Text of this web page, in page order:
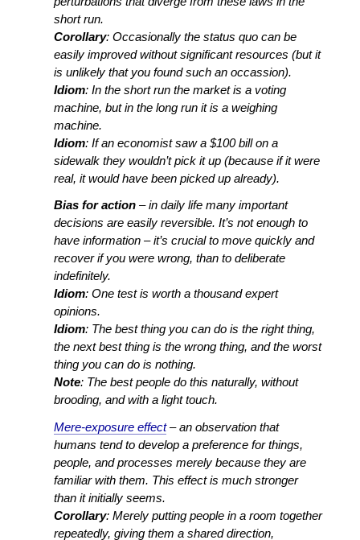
short run.
Corollary: Occasionally the status quo can be
easily improved without significant resources (but it
is unlikely that you found such an occassion).
Idiom: In the short run the market is a voting
machine, but in the long run it is a weighing
machine.
Idiom: If an economist saw a $100 bill on a
sidewalk they wouldn’t pick it up (because if it were
real, it would have been picked up already).
Bias for action – in daily life many important
decisions are easily reversible. It’s not enough to
have information – it’s crucial to move quickly and
recover if you were wrong, than to deliberate
indefinitely.
Idiom: One test is worth a thousand expert
opinions.
Idiom: The best thing you can do is the right thing,
the next best thing is the wrong thing, and the worst
thing you can do is nothing.
Note: The best people do this naturally, without
brooding, and with a light touch.
Mere-exposure effect– an observation that
humans tend to develop a preference for things,
people, and processes merely because they are
familiar with them. This effect is much stronger
than it initially seems.
Corollary: Merely putting people in a room together
repeatedly, giving them a shared direction,